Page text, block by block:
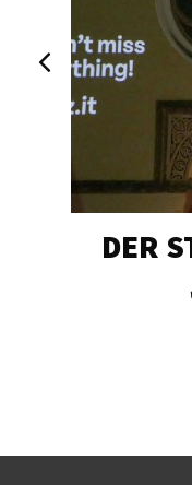
DER